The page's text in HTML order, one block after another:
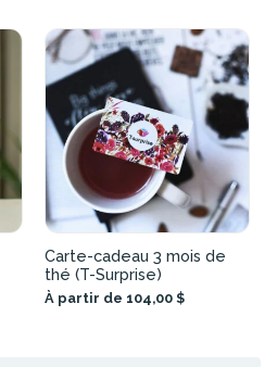
Carte-cadeau 3 mois de
thé (T-Surprise)
À partir de 104,00 $